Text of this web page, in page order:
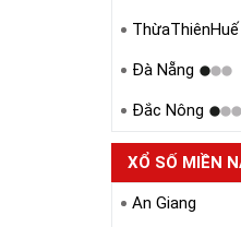
ThừaThiênHuế
Đà Nẵng
Đắc Nông
XỔ SỐ MIỀN
An Giang